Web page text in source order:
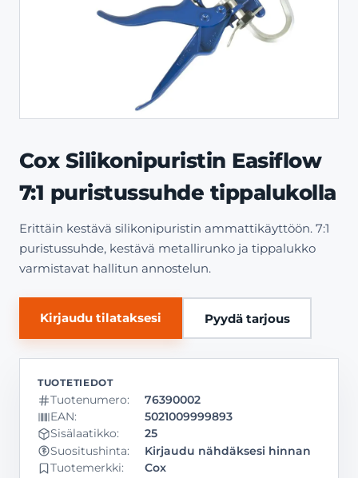
Cox Silikonipuristin Easiflow
7:1 puristussuhde tippalukolla
Erittäin kestävä silikonipuristin ammattikäyttöön. 7:1
puristussuhde, kestävä metallirunko ja tippalukko
varmistavat hallitun annostelun.
Kirjaudu tilataksesi Pyydä tarjous
Tuotenumero:
76390002
EAN:
5021009999893
Sisälaatikko:
25
Suositushinta:
Kirjaudu nähdäksesi hinnan
Tuotemerkki: Cox